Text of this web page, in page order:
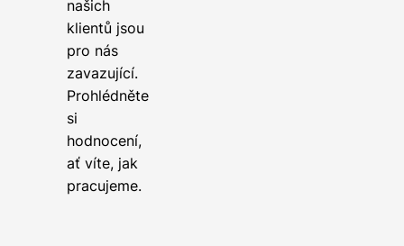
našich
klientů jsou
pro nás
zavazující.
Prohlédněte
si
hodnocení,
ať víte, jak
pracujeme.